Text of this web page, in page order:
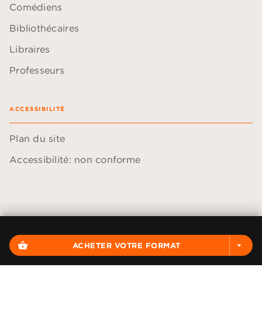
shopping_basket ACHETER VOTRE FORMAT arrow_drop_down
Comédiens
Bibliothécaires
Libraires
Professeurs
ACCESSIBILITÉ
Plan du site
Accessibilité: non conforme
Données personnelles
Paramétrer vos cookies
Mentions légales
Conditions générales d'utilisation